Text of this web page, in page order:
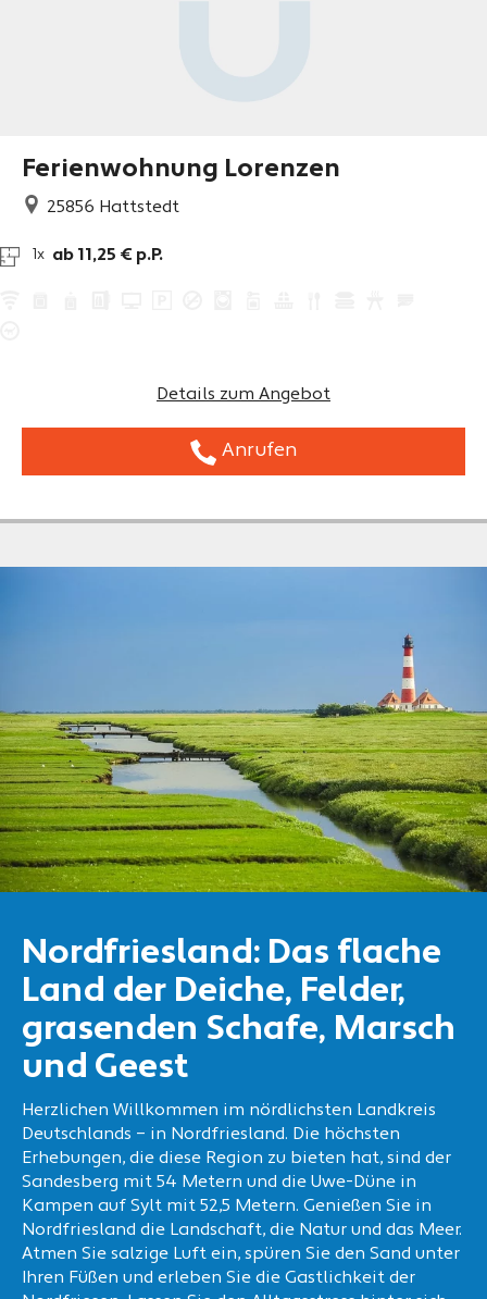
Ferienwohnung Lorenzen
25856 Hattstedt
1x ab 11,25 € p.P.
Details zum Angebot
Anrufen
Nordfriesland: Das flache
Land der Deiche, Felder,
grasenden Schafe, Marsch
und Geest
Herzlichen Willkommen im nördlichsten Landkreis
Deutschlands – in Nordfriesland. Die höchsten
Erhebungen, die diese Region zu bieten hat, sind der
Sandesberg mit 54 Metern und die Uwe-Düne in
Kampen auf Sylt mit 52,5 Metern. Genießen Sie in
Nordfriesland die Landschaft, die Natur und das Meer.
Atmen Sie salzige Luft ein, spüren Sie den Sand unter
Ihren Füßen und erleben Sie die Gastlichkeit der